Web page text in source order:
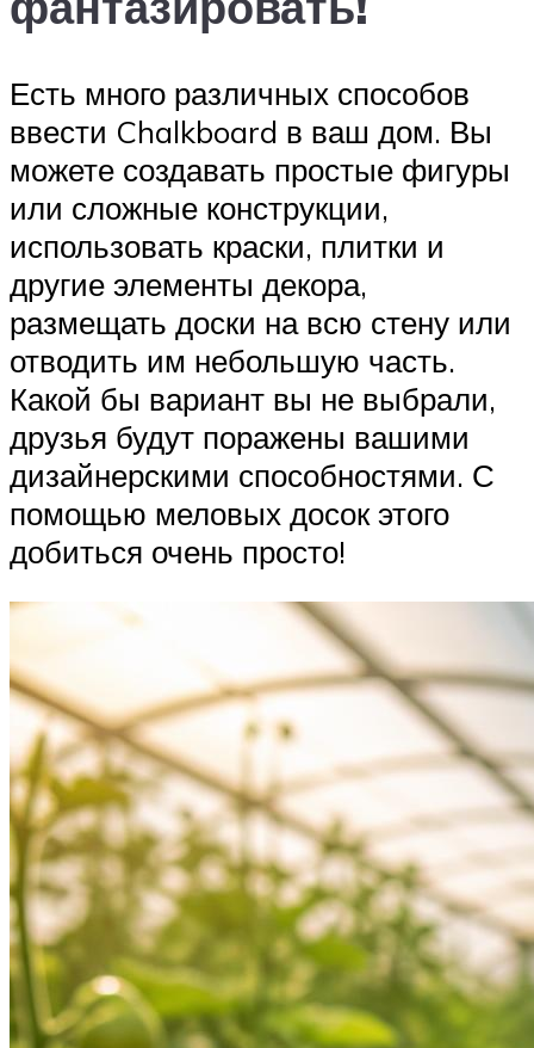
Есть много различных способов
ввести Chalkboard в ваш дом. Вы
можете создавать простые фигуры
или сложные конструкции,
использовать краски, плитки и
другие элементы декора,
размещать доски на всю стену или
отводить им небольшую часть.
Какой бы вариант вы не выбрали,
друзья будут поражены вашими
дизайнерскими способностями. С
помощью меловых досок этого
добиться очень просто!